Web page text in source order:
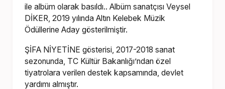
ile albüm olarak basıldı.. Albüm sanatçısı Veysel
DİKER, 2019 yılında Altın Kelebek Müzik
Ödüllerine Aday gösterilmiştir.
ŞİFA NİYETİNE gösterisi, 2017-2018 sanat
sezonunda, TC Kültür Bakanlığı’ndan özel
tiyatrolara verilen destek kapsamında, devlet
yardımı almıştır.